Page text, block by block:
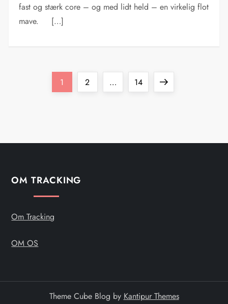
fast og stærk core – og med lidt held – en virkelig flot
mave. […]
æ
s
i
n
Page
1 Page
2 … Page
14
Next
OM TRACKING
Om Tracking
OM OS
Theme Cube Blog by Kantipur Themes